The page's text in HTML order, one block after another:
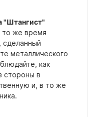
"Штангист"
то же время
сделанный
металлического
как
стороны в
и, в то же